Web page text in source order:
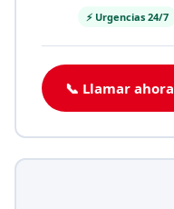
⚡ Urgencias 24/7
📞 Llamar ahora